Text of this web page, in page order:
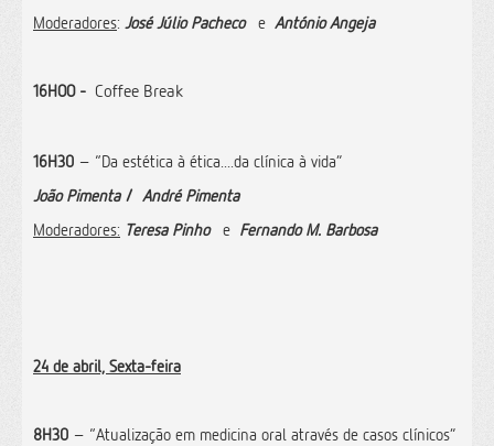
Moderadores: José Júlio Pacheco e António Angeja
16HOO - Coffee Break
16H30 – “Da estética à ética....da clínica à vida”
João Pimenta/ André Pimenta
Moderadores: Teresa Pinhoe Fernando M. Barbosa
24 de abril, Sexta-feira
8H30 – “Atualização em medicina oral através de casos clínicos”